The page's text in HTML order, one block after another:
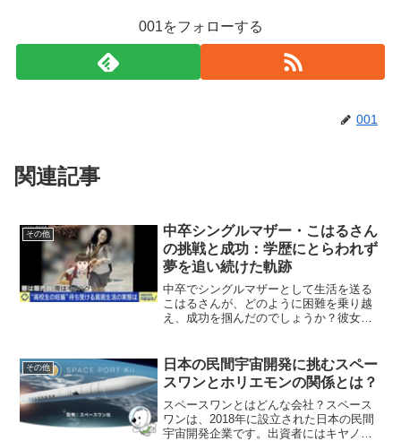
001をフォローする
001
関連記事
その他
中卒シングルマザー・こはるさん
の挑戦と成功：学歴にとらわれず
夢を追い続けた軌跡
中卒でシングルマザーとして生活を送る
こはるさんが、どのように困難を乗り越
え、成功を掴んだのでしょうか？彼女の
はるさんはどのような経歴を持っている
のか？こはるさんは、19...
その他
日本の民間宇宙開発に挑むスペー
スワンとホリエモンの関係とは？
スペースワンとはどんな会社？スペース
ワンは、2018年に設立された日本の民間
宇宙開発企業です。出資者にはキヤノン